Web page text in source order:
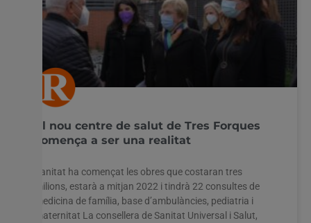
El nou centre de salut de Tres Forques
comença a ser una realitat
Sanitat ha començat les obres que costaran tres
milions, estarà a mitjan 2022 i tindrà 22 consultes de
medicina de família, base d’ambulàncies, pediatria i
maternitat La consellera de Sanitat Universal i Salut,